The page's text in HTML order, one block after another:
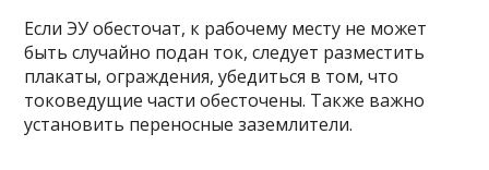
Если ЭУ обесточат, к рабочему месту не может
быть случайно подан ток, следует разместить
плакаты, ограждения, убедиться в том, что
токоведущие части обесточены. Также важно
установить переносные заземлители.